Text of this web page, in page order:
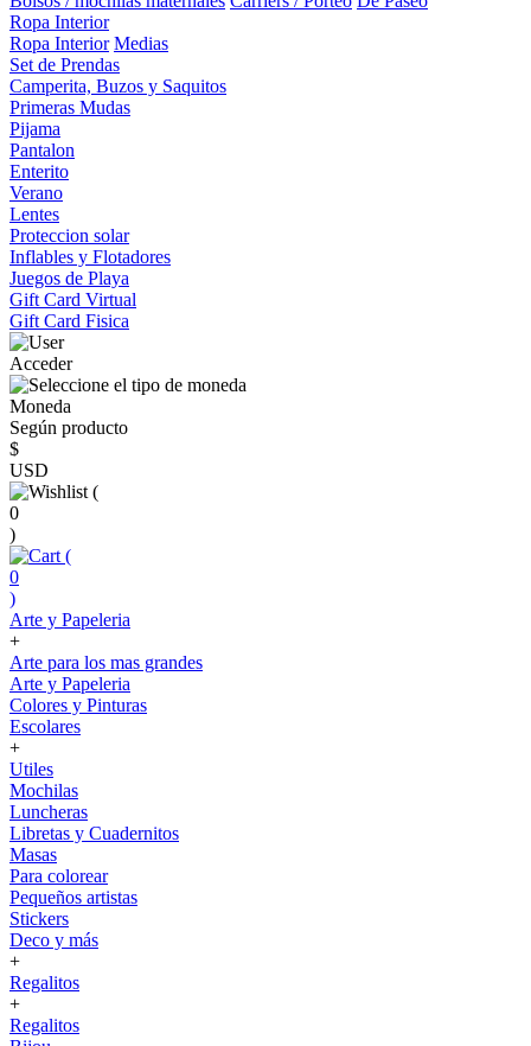
Ropa Interior
Ropa Interior Medias
Set de Prendas
Camperita, Buzos y Saquitos
Primeras Mudas
Pijama
Pantalon
Enterito
Verano
Lentes
Proteccion solar
Inflables y Flotadores
Juegos de Playa
Gift Card Virtual
Gift Card Fisica
Acceder
Moneda
Según producto
$
USD
(
0
)
(
0
)
Arte y Papeleria
+
Arte para los mas grandes
Arte y Papeleria
Colores y Pinturas
Escolares
+
Utiles
Mochilas
Luncheras
Libretas y Cuadernitos
Masas
Para colorear
Pequeños artistas
Stickers
Deco y más
+
Regalitos
+
Regalitos